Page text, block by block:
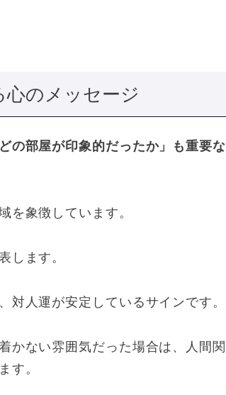
のメッセージ
の部屋が印象的だったか」も重要な
を象徴しています。
します。
対人運が安定しているサインです。
かない雰囲気だった場合は、人間関
す。